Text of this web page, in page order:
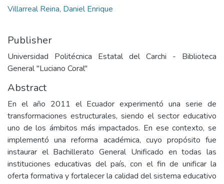
Villarreal Reina, Daniel Enrique
Publisher
Universidad Politécnica Estatal del Carchi - Biblioteca
General "Luciano Coral"
Abstract
En el año 2011 el Ecuador experimentó una serie de
transformaciones estructurales, siendo el sector educativo
uno de los ámbitos más impactados. En ese contexto, se
implementó una reforma académica, cuyo propósito fue
instaurar el Bachillerato General Unificado en todas las
instituciones educativas del país, con el fin de unificar la
oferta formativa y fortalecer la calidad del sistema educativo